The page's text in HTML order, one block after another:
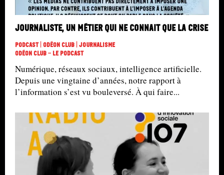
Journaliste, un métier qui ne connait que la crise
Podcast | Odéon Club | Journalisme
Odéon Club - Le Podcast
Numérique, réseaux sociaux, intelligence artificielle.
Depuis une vingtaine d’années, notre rapport à
l’information s’est vu bouleversé. À qui faire...